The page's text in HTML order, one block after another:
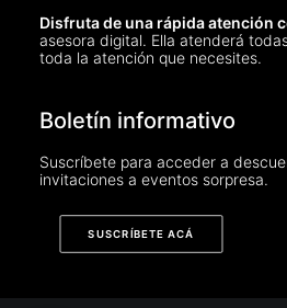
Disfruta de una rápida atención
asesora digital. Ella atenderá
toda la atención que necesites.
Boletín informativo
Suscríbete para acceder a
invitaciones a eventos sorpresa.
SUSCRÍBETE ACÁ